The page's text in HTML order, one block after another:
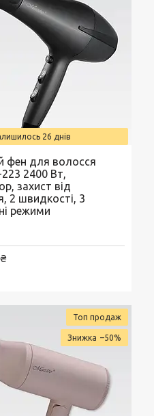
26 днів
фен для волосся
2400 Вт,
захист від
2 швидкості, 3
режими
Топ продаж
–50%